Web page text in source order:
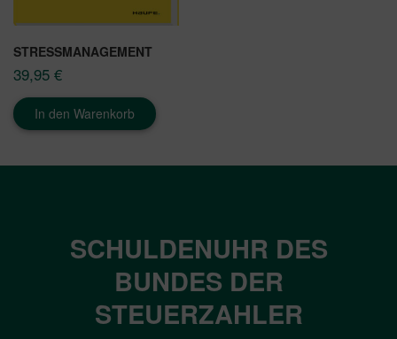
STRESSMANAGEMENT
39,95 €
In den Warenkorb
SCHULDENUHR DES
BUNDES DER
STEUERZAHLER